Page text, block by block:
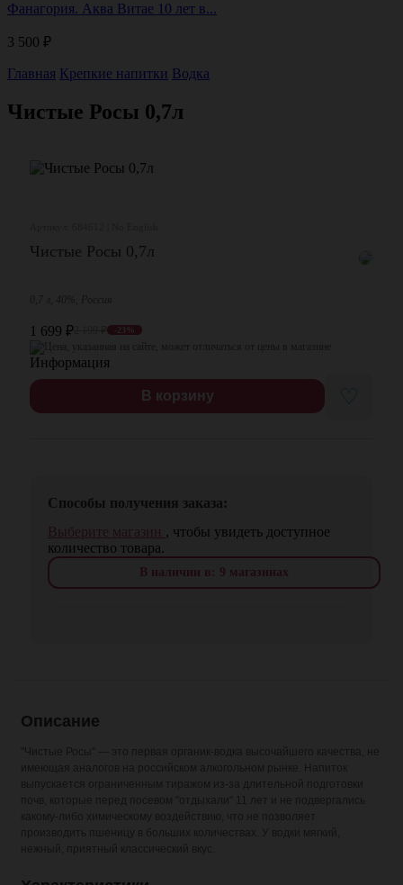
599 ₽.
Фанагория. Аква Витае 10 лет в...
3 500 ₽
Главная Крепкие напитки Водка
Чистые Росы 0,7л
Чистые Росы 0,7л
1 699 ₽ -23%
В корзину ♡
Способы получения заказа:
Выберите магазин , чтобы увидеть доступное
количество товара.
В наличии в: 9 магазинах
Описание